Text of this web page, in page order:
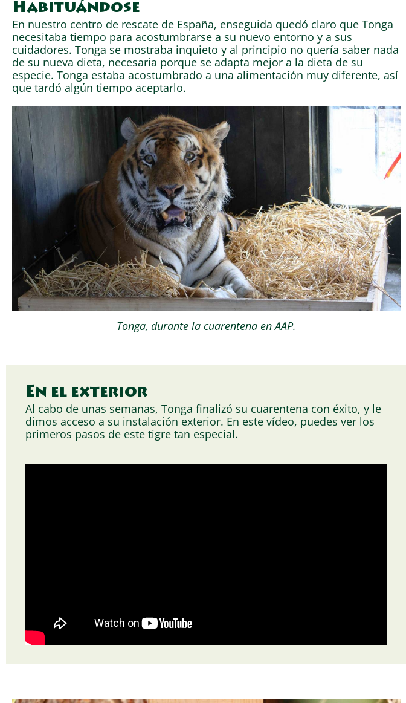
Habituándose
En nuestro centro de rescate de España, enseguida quedó claro que Tonga
necesitaba tiempo para acostumbrarse a su nuevo entorno y a sus
cuidadores. Tonga se mostraba inquieto y al principio no quería saber nada
de su nueva dieta, necesaria porque se adapta mejor a la dieta de su
especie. Tonga estaba acostumbrado a una alimentación muy diferente, así
que tardó algún tiempo aceptarlo.
Tonga, durante la cuarentena en AAP.
En el exterior
Al cabo de unas semanas, Tonga finalizó su cuarentena con éxito, y le
dimos acceso a su instalación exterior. En este vídeo, puedes ver los
primeros pasos de este tigre tan especial.